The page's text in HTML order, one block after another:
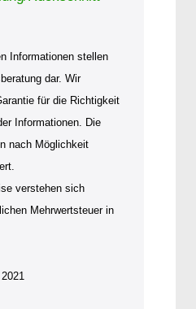
Informationen stellen
dar. Wir
für die Richtigkeit
Informationen. Die
nach Möglichkeit
verstehen sich
Mehrwertsteuer in